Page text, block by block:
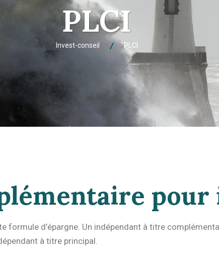
PLCI
Invest-conseil PLCI
pour
d’épargne. Un indépendant à titre
à titre principal.